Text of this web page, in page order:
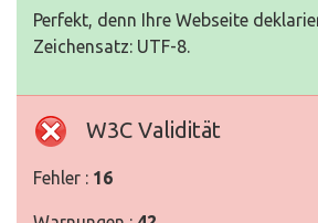
Perfekt, denn Ihre Webseite
Zeichensatz: UTF-8.
W3C Validität
Fehler : 16